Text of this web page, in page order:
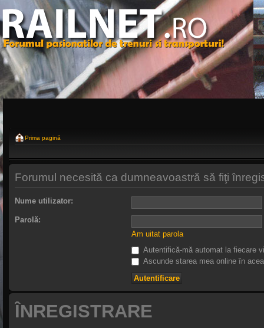
Prima pagină
Forumul necesită ca dumneavoastră să fiţi
Nume utilizator:
Parolă:
Am uitat parola
Autentifică-mă automat la fiecare
Ascunde starea mea online în
ÎNREGISTRARE